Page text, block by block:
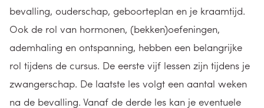
bevalling, ouderschap, geboorteplan en je kraamtijd.
Ook de rol van hormonen, (bekken)oefeningen,
ademhaling en ontspanning, hebben een belangrijke
rol tijdens de cursus. De eerste vijf lessen zijn tijdens je
zwangerschap. De laatste les volgt een aantal weken
na de bevalling. Vanaf de derde les kan je eventuele